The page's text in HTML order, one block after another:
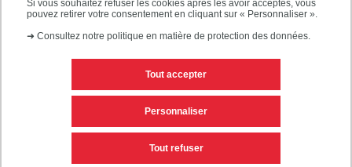
Si vous souhaitez refuser les cookies après les avoir acceptés, vous
pouvez retirer votre consentement en cliquant sur « Personnaliser ».
➜ Consultez notre politique en matière de protection des données.
Tout accepter
Tout refuser
Personnaliser
Mentions légales
Personnaliser les cookies Plan du site